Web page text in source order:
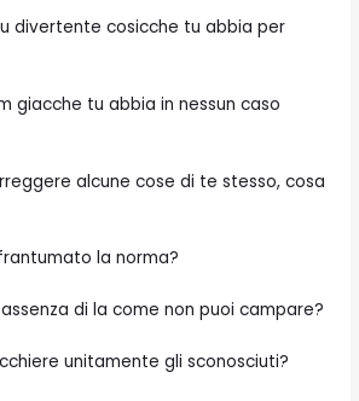
divertente cosicche tu abbia per
giacche tu abbia in nessun caso
alcune cose di te stesso, cosa
la norma?
di la come non puoi campare?
unitamente gli sconosciuti?